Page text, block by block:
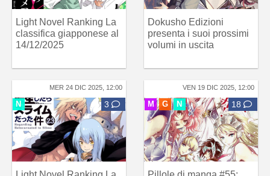
Light Novel Ranking La
classifica giapponese al
14/12/2025
Dokusho Edizioni
presenta i suoi prossimi
volumi in uscita
MER 24 DIC 2025, 12:00
N 3
VEN 19 DIC 2025, 12:00
M G N 18